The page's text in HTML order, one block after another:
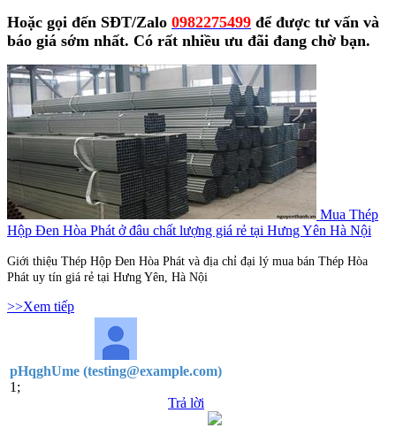
Hoặc gọi đến SĐT/Zalo 0982275499 để được tư vấn và
báo giá sớm nhất. Có rất nhiều ưu đãi đang chờ bạn.
Mua Thép
Hộp Đen Hòa Phát ở đâu chất lượng giá rẻ tại Hưng Yên Hà Nội
Giới thiệu Thép Hộp Đen Hòa Phát và địa chỉ đại lý mua bán Thép Hòa
Phát uy tín giá rẻ tại Hưng Yên, Hà Nội
>>Xem tiếp
pHqghUme (testing@example.com)
1;
Trả lời